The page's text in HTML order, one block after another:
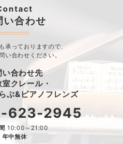
い合わせ
承っておりますので、
い合わせください。
い合わせ先
クレール・
ぶ&ピアノフレンズ
623-2945
10:00～21:00
年中無休